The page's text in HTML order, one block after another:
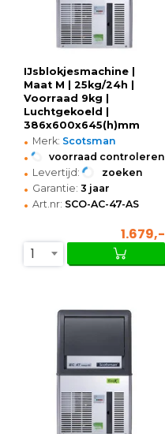
IJsblokjesmachine |
Maat M | 25kg/24h |
Voorraad 9kg |
Luchtgekoeld |
386x600x645(h)mm
• Merk: Scotsman
• voorraad controleren
• Levertijd: zoeken
• Garantie: 3 jaar
• Art.nr: SCO-AC-47-AS
1.679,-
1